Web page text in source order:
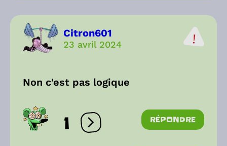
Citron601
23 avril 2024
Non c'est pas logique
1 Ouvrir les réactions
RÉPONDRE